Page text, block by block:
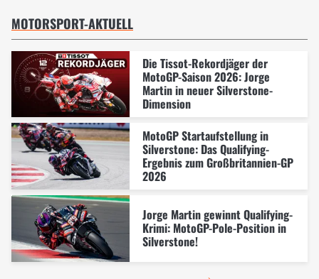
MOTORSPORT-AKTUELL
Die Tissot-Rekordjäger der
MotoGP-Saison 2026: Jorge
Martin in neuer Silverstone-
Dimension
MotoGP Startaufstellung in
Silverstone: Das Qualifying-
Ergebnis zum Großbritannien-GP
2026
Jorge Martin gewinnt Qualifying-
Krimi: MotoGP-Pole-Position in
Silverstone!